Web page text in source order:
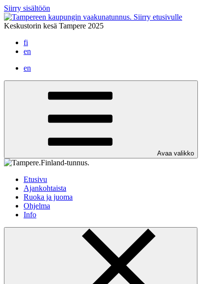
Siirry sisältöön
Siirry etusivulle
Keskustorin kesä Tampere 2025
fi
en
en
Avaa valikko
Etusivu
Ajankohtaista
Ruoka ja juoma
Ohjelma
Info